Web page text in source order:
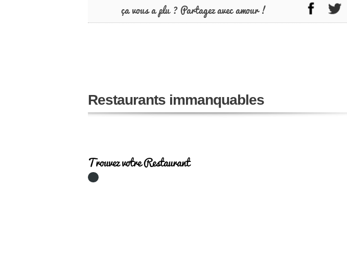
ça vous a plu ? Partagez avec amour !
Restaurants immanquables
Trouvez votre Restaurant